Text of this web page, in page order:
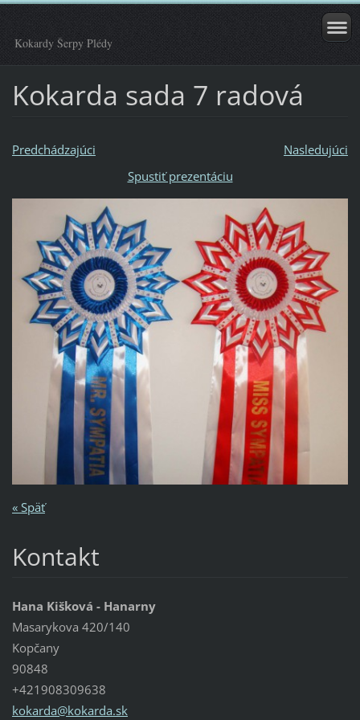
Kokardy Šerpy Plédy
Kokarda sada 7 radová
Predchádzajúci
Nasledujúci
Spustiť prezentáciu
« Späť
Kontakt
Hana Kišková - Hanarny
Masarykova 420/140
Kopčany
90848
+421908309638
kokarda@kokarda.sk